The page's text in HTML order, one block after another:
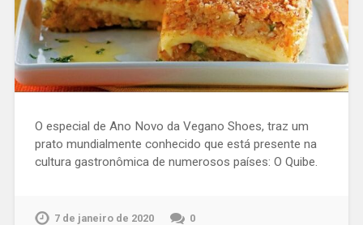
O especial de Ano Novo da Vegano Shoes, traz um
prato mundialmente conhecido que está presente na
cultura gastronômica de numerosos países: O Quibe.
7 de janeiro de 2020 0